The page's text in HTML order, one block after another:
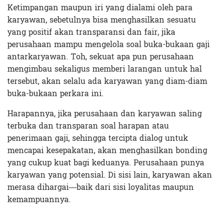
Ketimpangan maupun iri yang dialami oleh para
karyawan, sebetulnya bisa menghasilkan sesuatu
yang positif akan transparansi dan fair, jika
perusahaan mampu mengelola soal buka-bukaan gaji
antarkaryawan. Toh, sekuat apa pun perusahaan
mengimbau sekaligus memberi larangan untuk hal
tersebut, akan selalu ada karyawan yang diam-diam
buka-bukaan perkara ini.
Harapannya, jika perusahaan dan karyawan saling
terbuka dan transparan soal harapan atau
penerimaan gaji, sehingga tercipta dialog untuk
mencapai kesepakatan, akan menghasilkan bonding
yang cukup kuat bagi keduanya. Perusahaan punya
karyawan yang potensial. Di sisi lain, karyawan akan
merasa dihargai—baik dari sisi loyalitas maupun
kemampuannya.